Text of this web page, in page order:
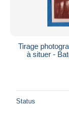
Tirage
à situer -
Status